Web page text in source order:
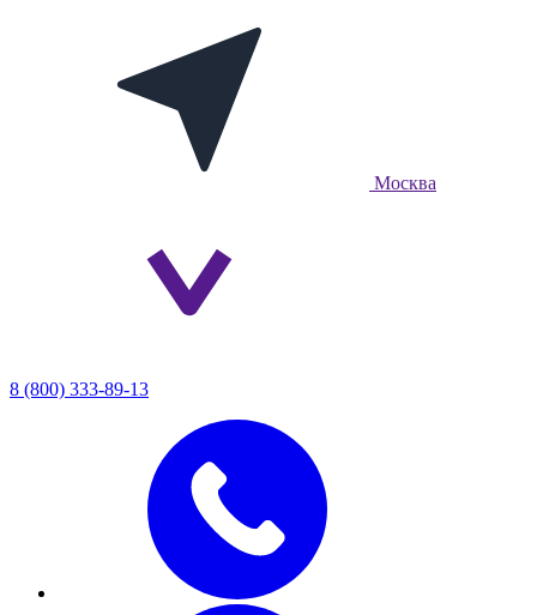
Москва
8 (800) 333-89-13